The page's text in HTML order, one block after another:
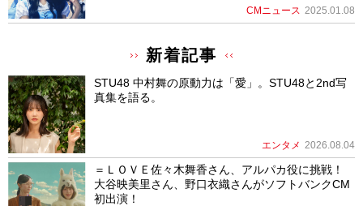
CMニュース 2025.01.08
新着記事
STU48 中村舞の原動力は「愛」。STU48と2nd写
真集を語る。
エンタメ 2026.08.04
＝ＬＯＶＥ佐々木舞香さん、アルパカ役に挑戦！
大谷映美里さん、野口衣織さんがソフトバンクCM
初出演！